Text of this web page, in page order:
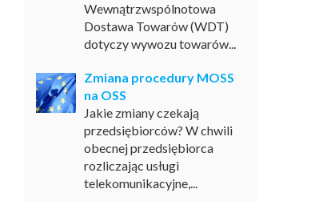
Wewnątrzwspólnotowa
Dostawa Towarów (WDT)
dotyczy wywozu towarów...
Zmiana procedury MOSS
na OSS
Jakie zmiany czekają
przedsiębiorców? W chwili
obecnej przedsiębiorca
rozliczając usługi
telekomunikacyjne,...